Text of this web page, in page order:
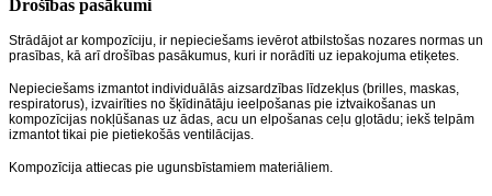
Drošības pasākumi
Strādājot ar kompozīciju, ir nepieciešams ievērot atbilstošas nozares normas un
prasības, kā arī drošības pasākumus, kuri ir norādīti uz iepakojuma etiķetes.
Nepieciešams izmantot individuālās aizsardzības līdzekļus (brilles, maskas,
respiratorus), izvairīties no šķīdinātāju ieelpošanas pie iztvaikošanas un
kompozīcijas nokļūšanas uz ādas, acu un elpošanas ceļu gļotādu; iekš telpām
izmantot tikai pie pietiekošās ventilācijas.
Kompozīcija attiecas pie ugunsbīstamiem materiāliem.